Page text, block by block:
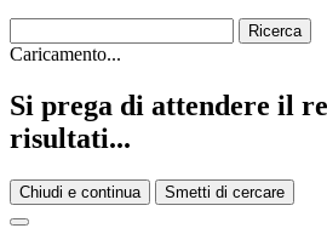
Caricamento...
Si prega di attendere il
risultati...
Chiudi e continua Smetti di cercare